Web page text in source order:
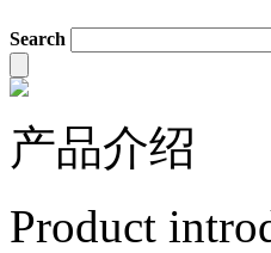
Search
产品介绍
Product